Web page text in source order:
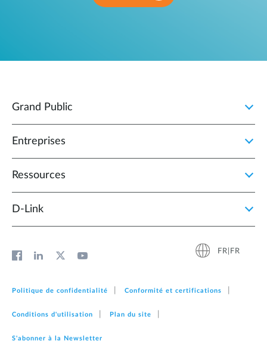
Grand Public
Entreprises
Ressources
D‑Link
FR|FR
Politique de confidentialité Conformité et certifications
Conditions d'utilisation Plan du site
S'abonner à la Newsletter